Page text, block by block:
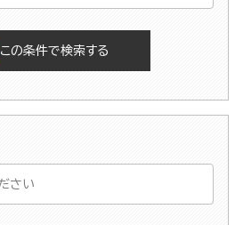
この条件で検索する